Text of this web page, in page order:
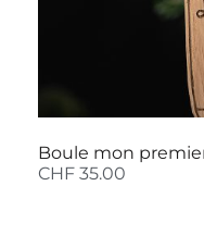
Boule mon
CHF 35.00